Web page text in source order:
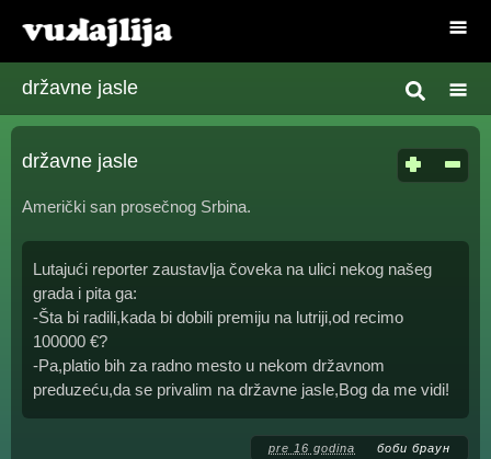
državne jasle
državne jasle
Američki san prosečnog Srbina.
Lutajući reporter zaustavlja čoveka na ulici nekog našeg
grada i pita ga:
-Šta bi radili,kada bi dobili premiju na lutriji,od recimo
100000 €?
-Pa,platio bih za radno mesto u nekom državnom
preduzeću,da se privalim na državne jasle,Bog da me vidi!
pre 16 godina боби браун